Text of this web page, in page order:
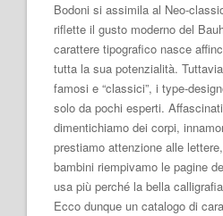
Bodoni si assimila al Neo-
riflette il gusto moderno del
carattere tipografico nasce
tutta la sua potenzialità.
famosi e “classici”, i type-
solo da pochi esperti.
dimentichiamo dei corpi,
prestiamo attenzione alle
bambini riempivamo le pagine
usa più perché la bella
Ecco dunque un catalogo di